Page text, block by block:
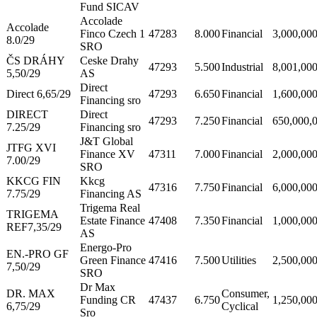
Fund SICAV
Accolade
8.0/29
Accolade
Finco Czech 1
SRO
47283 8.000Financial
ČS DRÁHY
5,50/29
Ceske Drahy
AS
47293 5.500Industrial
Direct 6,65/29
Direct
Financing sro
47293 6.650Financial
DIRECT
7.25/29
Direct
Financing sro
47293 7.250Financial
JTFG XVI
7.00/29
J&T Global
Finance XV
SRO
47311 7.000Financial
KKCG FIN
7.75/29
Kkcg
Financing AS
47316 7.750Financial
TRIGEMA
REF7,35/29
Trigema Real
Estate Finance
AS
47408 7.350Financial
EN.-PRO GF
7,50/29
Energo-Pro
Green Finance
SRO
47416 7.500Utilities
DR. MAX
6,75/29
Dr Max
Funding CR
Sro
47437 6.750
Consumer,
Cyclical